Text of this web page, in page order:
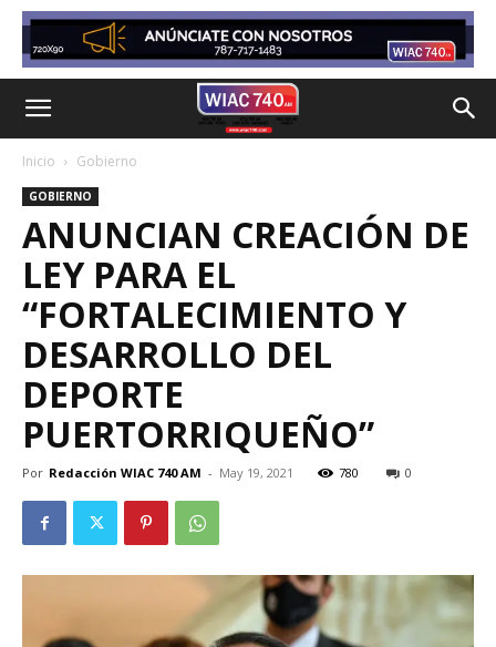
Inicio Gobierno
GOBIERNO
ANUNCIAN CREACIÓN DE
LEY PARA EL
“FORTALECIMIENTO Y
DESARROLLO DEL
DEPORTE
PUERTORRIQUEÑO”
Por Redacción WIAC 740 AM - May 19, 2021 780 0